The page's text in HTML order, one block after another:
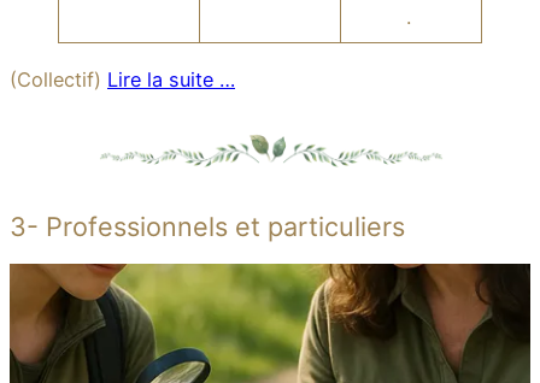
.
(Collectif) Lire la suite …
3- Professionnels et particuliers